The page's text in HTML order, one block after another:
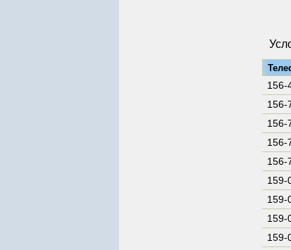
156-
156-
156-
156-
156-
159-
159-
159-
159-